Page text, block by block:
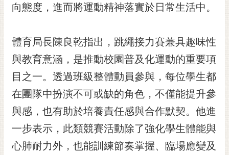
私
權
及
安
全
政
策
網
資
向態度，進而將運動精神落實於日常生活中。
體育局長陳良乾指出，跳繩接力賽兼具趣味性
與教育意涵，是推動校園普及化運動的重要項
目之一。透過班級整體動員參與，每位學生都
在團隊中扮演不可或缺的角色，不僅能提升參
與感，也有助於培養責任感與合作默契。他進
一步表示，此類競賽活動除了強化學生體能與
心肺耐力外，也能訓練節奏掌握、臨場應變及